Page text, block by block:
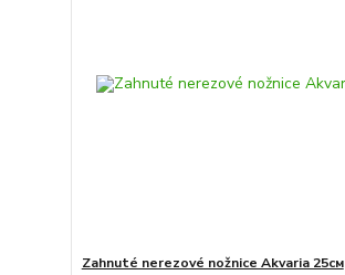
Zahnuté nerezové nožnice Akvaria 25см